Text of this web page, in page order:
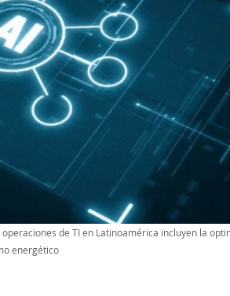
de TI en Latinoamérica incluyen la
energético